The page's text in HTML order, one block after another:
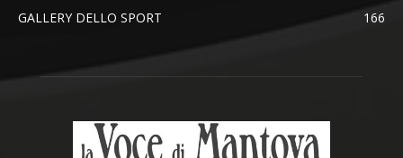
GALLERY DELLO SPORT
166